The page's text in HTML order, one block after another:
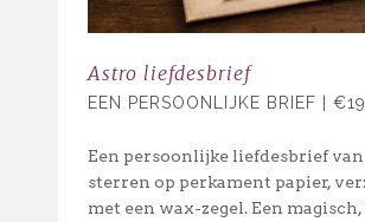
Astro liefdesbrief
EEN PERSOONLIJKE BRIEF |
Een persoonlijke liefdesbrief van
sterren op perkament papier,
met een wax-zegel.Een magisch,